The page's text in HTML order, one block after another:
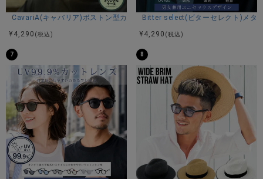
CavariA(キャバリア)ボストン型カラーレンズサングラス(ハードケース付
¥ 4,290 (税込)
Bitter select(ビターセレクト)メタ
¥ 4,290 (税込)
7 8